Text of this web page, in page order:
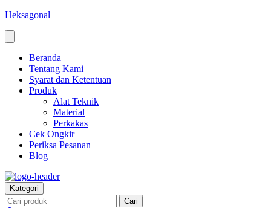
Heksagonal
Beranda
Tentang Kami
Syarat dan Ketentuan
Produk
Alat Teknik
Material
Perkakas
Cek Ongkir
Periksa Pesanan
Blog
Kategori
Cari